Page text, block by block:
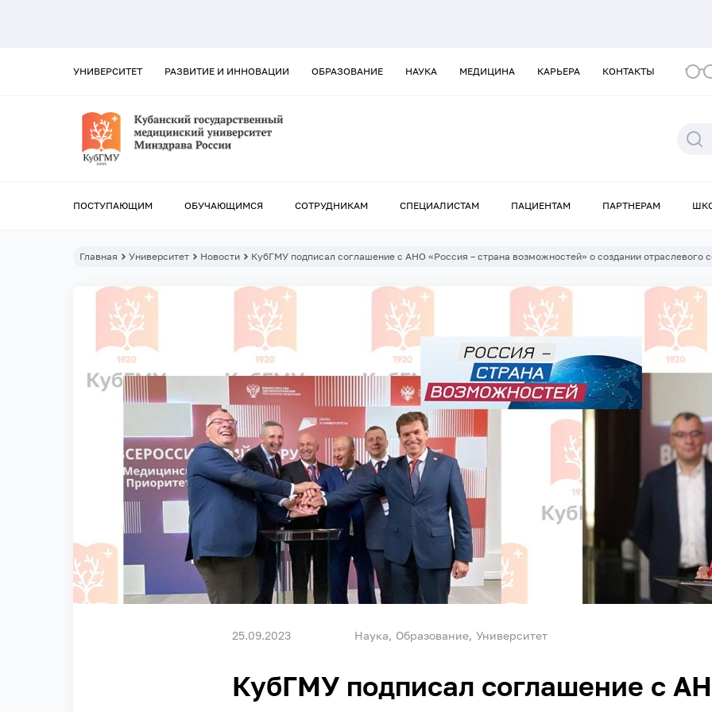
УНИВЕРСИТЕТ РАЗВИТИЕ И ИННОВАЦИИ ОБРАЗОВАНИЕ НАУКА МЕДИЦИНА КАРЬЕРА КОНТАКТЫ
ПОСТУПАЮЩИМ ОБУЧАЮЩИМСЯ СОТРУДНИКАМ СПЕЦИАЛИСТАМ ПАЦИЕНТАМ ПАРТНЕРАМ
Главная Университет Новости КубГМУ подписал соглашение с АНО «Россия – страна возможностей» о создании отраслевого
25.09.2023 Наука Образование Университет
КубГМУ подписал соглашение с